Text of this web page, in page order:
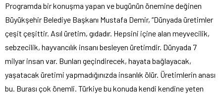
Programda bir konuşma yapan ve bugünün önemine değinen
Büyükşehir Belediye Başkanı Mustafa Demir, “Dünyada üretimler
çeşit çeşittir. Asıl üretim, gıdadır. Hepsini içine alan meyvecilik,
sebzecilik, hayvancılık insanı besleyen üretimdir. Dünyada 7
milyar insan var. Bunları geçindirecek, hayata bağlayacak,
yaşatacak üretimi yapmadığınızda insanlık ölür. Üretimlerin anası
bu. Burası çok önemli. Türkiye bu konuda kendi kendine yeten